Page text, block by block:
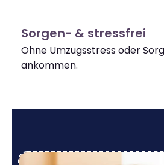
Sorgen- & stressfrei
Ohne Umzugsstress oder
ankommen.